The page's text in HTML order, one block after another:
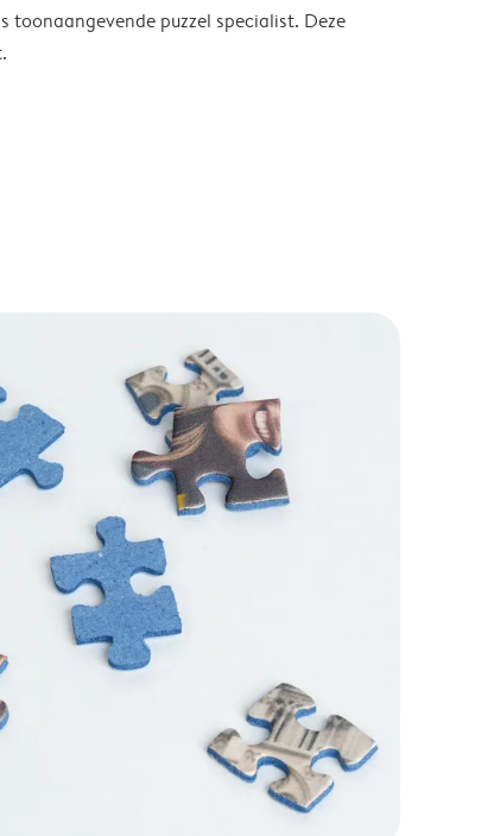
toonaangevende puzzel specialist. Deze